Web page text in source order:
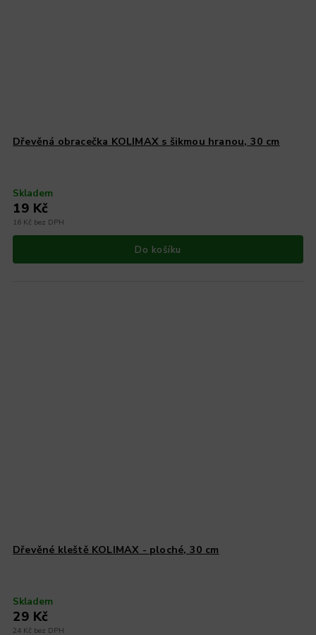
Dřevěná obracečka KOLIMAX s šikmou hranou, 30 cm
Skladem
16 Kč bez DPH
19 Kč
Do košíku
Dřevěné kleště KOLIMAX - ploché, 30 cm
Skladem
24 Kč bez DPH
29 Kč